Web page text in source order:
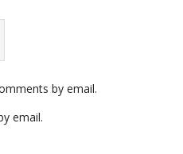
by email.
email.